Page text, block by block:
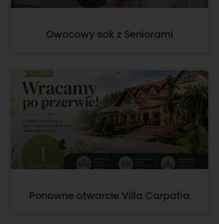
Owocowy sok z Seniorami
Ponowne otwarcie Villa Carpatia